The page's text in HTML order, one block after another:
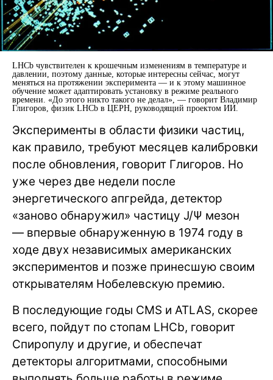
LHCb чувствителен к крошечным изменениям в температуре и
давлении, поэтому данные, которые интересны сейчас, могут
меняться на протяжении эксперимента — и к этому машинное
обучение может адаптировать установку в режиме реального
времени. «До этого никто такого не делал», — говорит Владимир
Глигоров, физик LHCb в ЦЕРН, руководящий проектом ИИ.
Эксперименты в области физики частиц,
как правило, требуют месяцев калибровки
после обновления, говорит Глигоров. Но
уже через две недели после
энергетического апгрейда, детектор
«заново обнаружил» частицу J/Ψ мезон
— впервые обнаруженную в 1974 году в
ходе двух независимых американских
экспериментов и позже принесшую своим
открывателям Нобелевскую премию.
В последующие годы CMS и ATLAS, скорее
всего, пойдут по стопам LHCb, говорит
Спиропулу и другие, и обеспечат
детекторы алгоритмами, способными